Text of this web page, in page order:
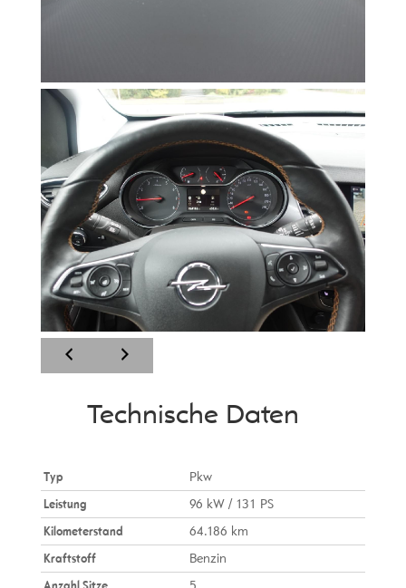
Technische Daten
Typ
Pkw
Leistung
96 kW / 131 PS
Kilometerstand
64.186 km
Kraftstoff
Benzin